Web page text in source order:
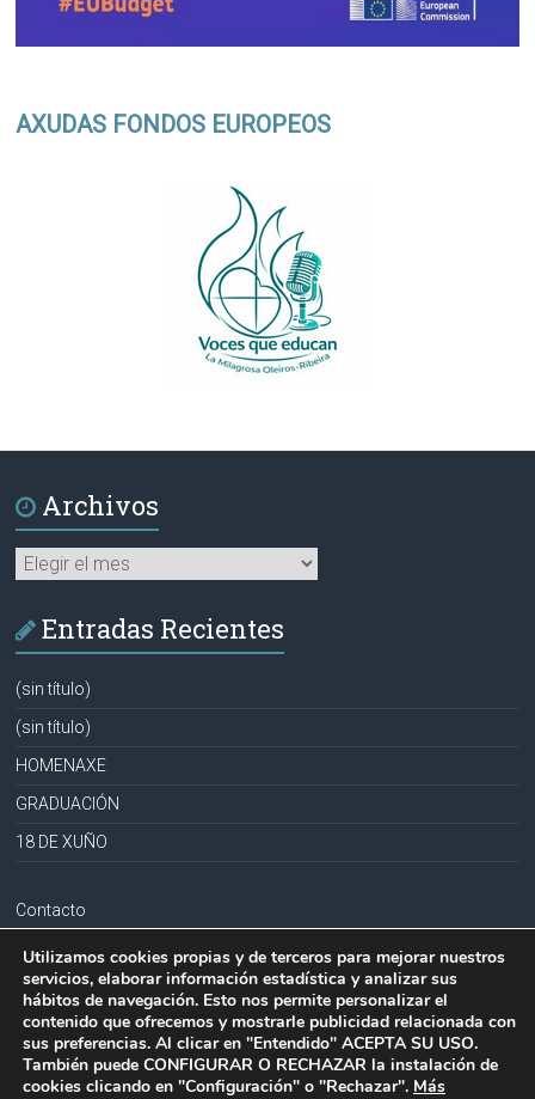
AXUDAS FONDOS EUROPEOS
Archivos
Archivos
Entradas Recientes
(sin título)
(sin título)
HOMENAXE
GRADUACIÓN
18 DE XUÑO
Contacto
Aviso legal
Política de privacidad
Política de cookies
Utilizamos cookies propias y de terceros para mejorar nuestros
servicios, elaborar información estadística y analizar sus
hábitos de navegación. Esto nos permite personalizar el
contenido que ofrecemos y mostrarle publicidad relacionada con
sus preferencias. Al clicar en "Entendido" ACEPTA SU USO.
También puede CONFIGURAR O RECHAZAR la instalación de
cookies clicando en "Configuración" o "Rechazar". Más